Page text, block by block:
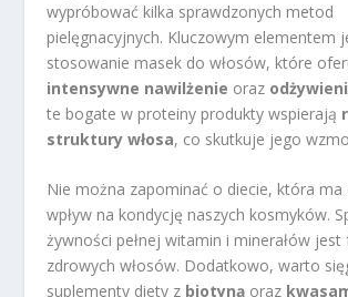
wypróbować kilka sprawdzonych metod
pielęgnacyjnych. Kluczowym elementem
stosowanie masek do włosów, które
intensywne nawilżenie oraz
te bogate w proteiny produkty wspierają
struktury włosa, co skutkuje jego
Nie można zapominać o diecie, która
wpływ na kondycję naszych kosmyków.
żywności pełnej witamin i minerałów
zdrowych włosów. Dodatkowo, warto
suplementy diety z biotyną oraz